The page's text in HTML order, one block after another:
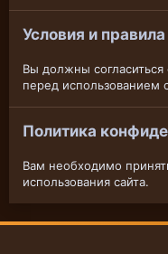
Условия и правила
Вы должны
перед использованием
Политика
Вам необходимо
использования сайта.